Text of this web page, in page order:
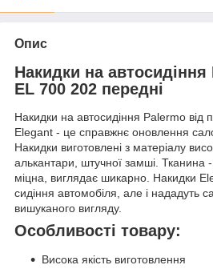
Опис
Накидки на
EL 700 202 передні
Накидки на автосидіння Palermo від
Elegant - це справжнє оновлення
Накидки виготовлені з матеріалу
алькантари, штучної замші. Тканина
міцна, виглядає шикарно. Накидки
сидіння автомобіля, але і нададуть
вишуканого вигляду.
Особливості товару:
Висока якість виготовлення